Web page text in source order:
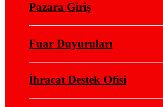
Pazara Giriş
Fuar Duyuruları
İhracat Destek Ofisi